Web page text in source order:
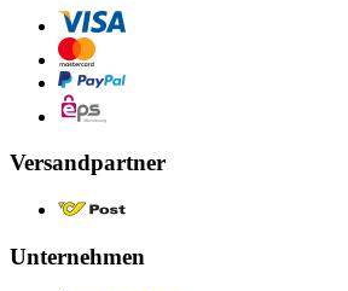
Versandpartner
Unternehmen